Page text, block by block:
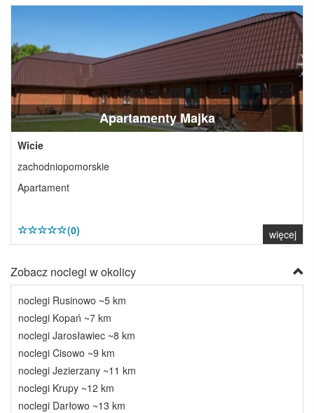
Apartamenty Majka
Wicie
zachodniopomorskie
Apartament
(0) więcej
Zobacz noclegi w okolicy
noclegi Rusinowo ~5 km
noclegi Kopań ~7 km
noclegi Jarosławiec ~8 km
noclegi Cisowo ~9 km
noclegi Jezierzany ~11 km
noclegi Krupy ~12 km
noclegi Darłowo ~13 km